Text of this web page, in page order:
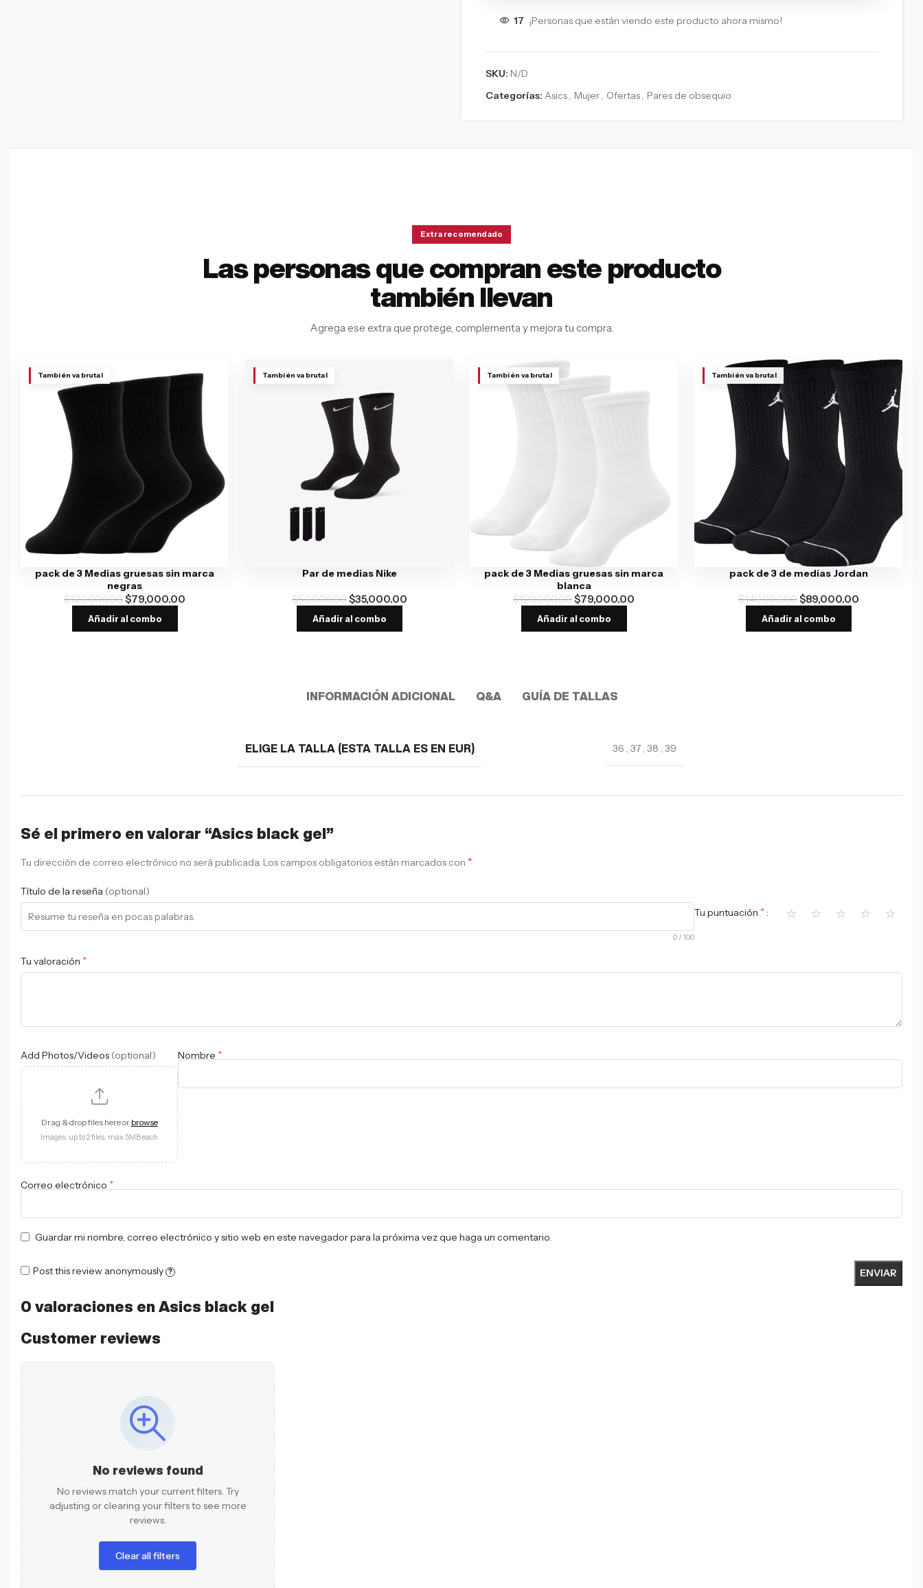
17 ¡Personas que están viendo este producto ahora mismo!
SKU: N/D
Categorías: Asics, Mujer, Ofertas, Pares de obsequio
Extra recomendado
Las personas que compran este producto
también llevan
Agrega ese extra que protege, complementa y mejora tu compra.
También va brutal
pack de 3 Medias gruesas sin marca
negras
$120,000.00$79,000.00
Añadir al combo
También va brutal
Par de medias Nike
$50,000.00$35,000.00
Añadir al combo
También va brutal
pack de 3 Medias gruesas sin marca
blanca
$120,000.00$79,000.00
Añadir al combo
También va brutal
pack de 3 de medias Jordan
$140,000.00$89,000.00
Añadir al combo
INFORMACIÓN ADICIONAL Q&A GUÍA DE TALLAS
ELIGE LA TALLA (ESTA TALLA ES EN EUR) 36 , 37 , 38 , 39
0 valoraciones en Asics black gel
Customer reviews
No reviews found
No reviews match your current filters. Try
adjusting or clearing your filters to see more
reviews.
Clear all filters
Sé el primero en valorar “Asics black gel”
Tu dirección de correo electrónico no será publicada. Los campos obligatorios están marcados con *
Título de la reseña (optional)
0 / 100
Tu puntuación * ⭐ ⭐ ⭐ ⭐ ⭐
Tu valoración *
Add Photos/Videos (optional)
Drag & drop files here or browse
Images: up to 2 files, max 5MB each
Nombre *
Correo electrónico *
Guardar mi nombre, correo electrónico y sitio web en este navegador para la próxima vez que haga un comentario.
Post this review anonymously ?